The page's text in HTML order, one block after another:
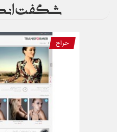
شگفت
حراج